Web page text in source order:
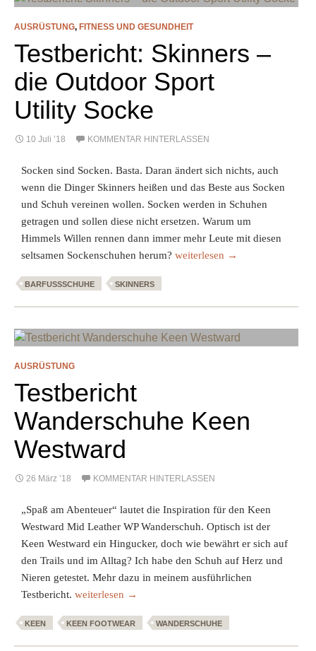
AUSRÜSTUNG, FITNESS UND GESUNDHEIT
Testbericht: Skinners –
die Outdoor Sport
Utility Socke
10 Juli ’18 KOMMENTAR HINTERLASSEN
Socken sind Socken. Basta. Daran ändert sich nichts, auch
wenn die Dinger Skinners heißen und das Beste aus Socken
und Schuh vereinen wollen. Socken werden in Schuhen
getragen und sollen diese nicht ersetzen. Warum um
Himmels Willen rennen dann immer mehr Leute mit diesen
seltsamen Sockenschuhen herum?Testbericht: Skinners – die
weiterlesen →
BARFUSSSCHUHE SKINNERS
AUSRÜSTUNG
Testbericht
Wanderschuhe Keen
Westward
26 März ’18 KOMMENTAR HINTERLASSEN
„Spaß am Abenteuer“ lautet die Inspiration für den Keen
Westward Mid Leather WP Wanderschuh. Optisch ist der
Keen Westward ein Hingucker, doch wie bewährt er sich auf
den Trails und im Alltag? Ich habe den Schuh auf Herz und
Nieren getestet. Mehr dazu in meinem ausführlichen
Testbericht.Testbericht Wanderschuhe Keen Westward
weiterlesen →
KEEN KEEN FOOTWEAR WANDERSCHUHE